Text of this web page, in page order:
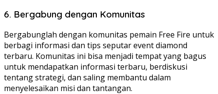
6. Bergabung dengan Komunitas
Bergabunglah dengan komunitas pemain Free Fire untuk
berbagi informasi dan tips seputar event diamond
terbaru. Komunitas ini bisa menjadi tempat yang bagus
untuk mendapatkan informasi terbaru, berdiskusi
tentang strategi, dan saling membantu dalam
menyelesaikan misi dan tantangan.